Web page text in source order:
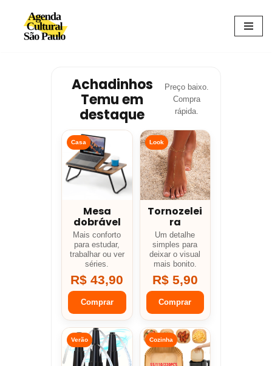
Avançar
Achadinhos
Temu em
destaque
Preço baixo.
Compra
rápida.
Casa
Mesa
dobrável
Mais conforto
para estudar,
trabalhar ou ver
séries.
R$ 43,90
Comprar
Look
Tornozelei
ra
Um detalhe
simples para
deixar o visual
mais bonito.
R$ 5,90
Comprar
Verão Cozinha